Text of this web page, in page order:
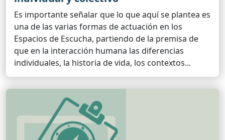
Es importante señalar que lo que aquí se plantea es
una de las varias formas de actuación en los
Espacios de Escucha, partiendo de la premisa de
que en la interacción humana las diferencias
individuales, la historia de vida, los contextos...